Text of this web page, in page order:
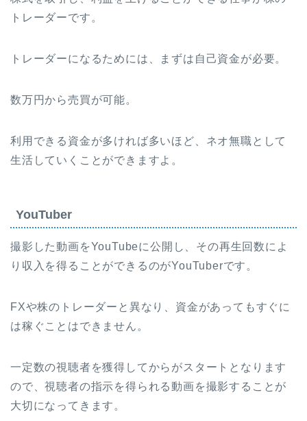
トレーダーです。
トレーダーになるためには、まずは自己資金が必要。
数万円から売買が可能。
利用できる資金が多ければ多いほど、ネオ無職として
生活していくことができますよ。
YouTuber
撮影した動画をYouTubeに公開し、その再生回数によ
り収入を得ることができるのがYouTuberです。
FXや株のトレーダーと異なり、資金があってもすぐに
は稼ぐことはできません。
一定数の視聴者を獲得してからがスタートとなります
ので、視聴者の指示を得られる動画を撮影することが
大切になってきます。